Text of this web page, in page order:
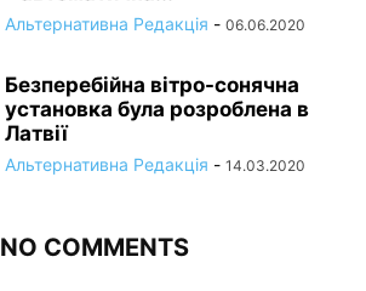
Альтернативна Редакція - 06.06.2020
Безперебійна вітро-сонячна
установка була розроблена в
Латвії
Альтернативна Редакція - 14.03.2020
NO COMMENTS